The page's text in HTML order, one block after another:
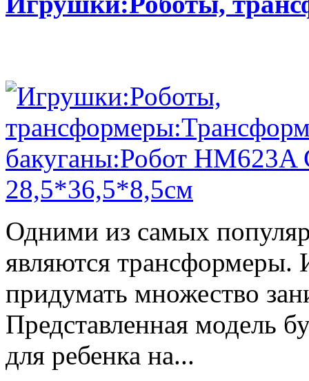
Одними из самых
являются
придумать множество
Представленная модель
для ребенка на...